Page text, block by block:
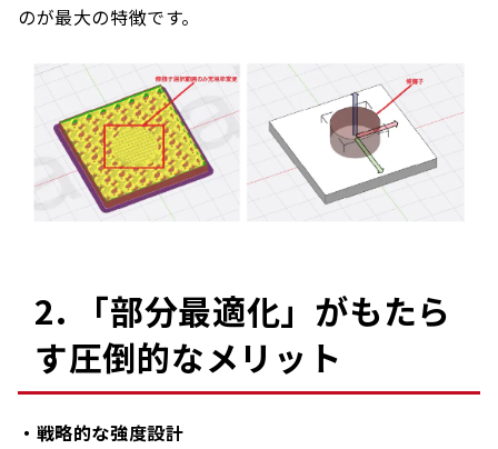
のが最大の特徴です。
2. 「部分最適化」がもたら
す圧倒的なメリット
・戦略的な強度設計